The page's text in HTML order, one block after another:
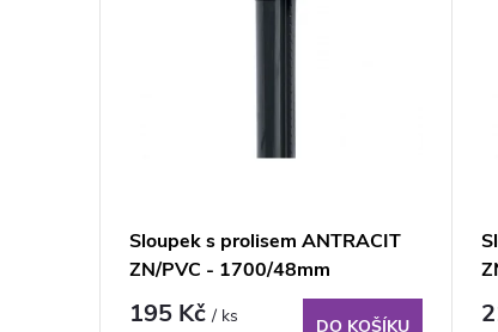
Sloupek s prolisem ANTRACIT
ZN/PVC - 1700/48mm
195 Kč/ ks DO KOŠÍKU